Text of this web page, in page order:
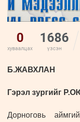
0
хуваалцах
1686
үзсэн
Б.ЖАВХЛАН
Гэрэл зургийг
Дорноговь